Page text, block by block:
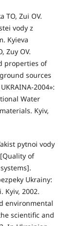
TO, Zui OV.
vody z
Kyieva
Zuy OV.
properties of
sources
2004»:
Water
Kyiv,
pytnoi vody
of
Ukrainy:
Kyiv, 2002.
environmental
scientific and